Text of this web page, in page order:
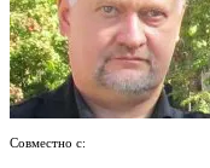
Совместно с: